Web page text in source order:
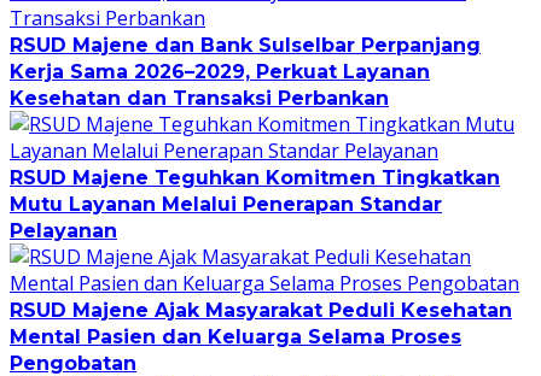
RSUD Majene dan Bank Sulselbar Perpanjang
Kerja Sama 2026–2029, Perkuat Layanan
Kesehatan dan Transaksi Perbankan
RSUD Majene Teguhkan Komitmen Tingkatkan
Mutu Layanan Melalui Penerapan Standar
Pelayanan
RSUD Majene Ajak Masyarakat Peduli Kesehatan
Mental Pasien dan Keluarga Selama Proses
Pengobatan